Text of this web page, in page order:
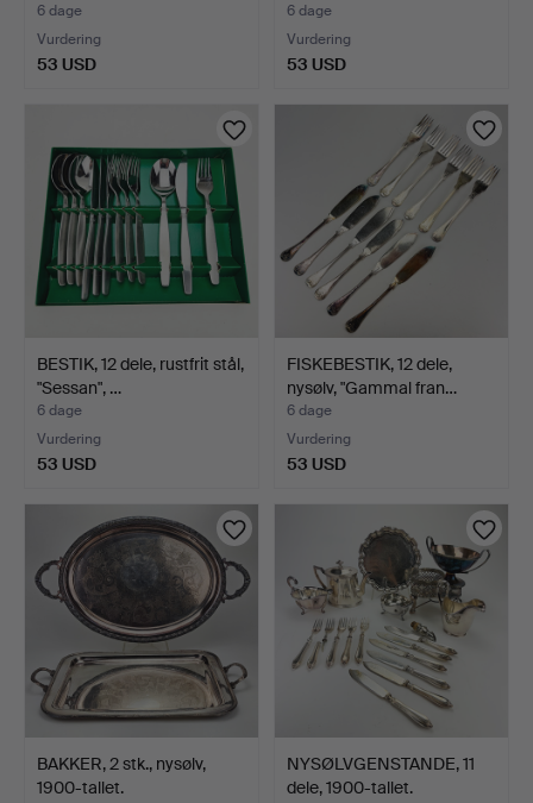
6 dage
Vurdering
53 USD
6 dage
Vurdering
53 USD
BESTIK, 12 dele, rustfrit stål,
"Sessan", …
6 dage
Vurdering
53 USD
FISKEBESTIK, 12 dele,
nysølv, "Gammal fran…
6 dage
Vurdering
53 USD
BAKKER, 2 stk., nysølv,
1900-tallet.
NYSØLVGENSTANDE, 11
dele, 1900-tallet.